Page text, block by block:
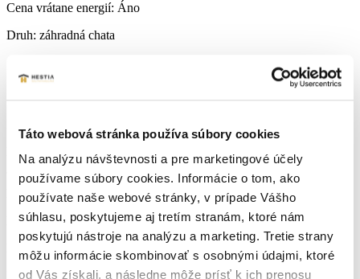
Táto webová stránka používa súbory cookies
Na analýzu návštevnosti a pre marketingové účely
používame súbory cookies. Informácie o tom, ako
používate naše webové stránky, v prípade Vášho
súhlasu, poskytujeme aj tretím stranám, ktoré nám
poskytujú nástroje na analýzu a marketing. Tretie strany
môžu informácie skombinovať s osobnými údajmi, ktoré
od Vás získali, a následne môže prísť k ich prenosu
Cena vrátane energií: Áno
Druh: záhradná chata
Počet izieb:1
Lokalita:Senica
Počet izieb: 1
Podpivničený:
Nie
Internet:nie